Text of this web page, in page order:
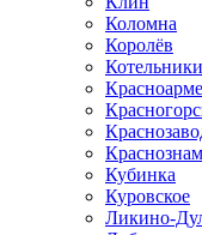
Коломна
Королёв
Котельники
Кубинка
Куровское
Ликино-